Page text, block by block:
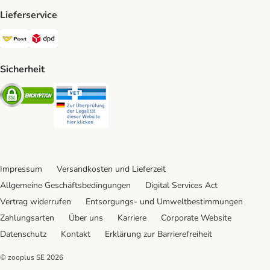
Lieferservice
Österreichische Post Shipping Method
Sicherheit
Security
Impressum
Versandkosten und Lieferzeit
Allgemeine Geschäftsbedingungen
Digital Services Act
Vertrag widerrufen
Entsorgungs- und Umweltbestimmungen
Zahlungsarten
Über uns Karriere
Corporate Website
Datenschutz
Kontakt Erklärung zur Barrierefreiheit
© zooplus SE 2026